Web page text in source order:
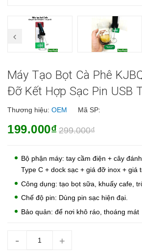
Máy Tạo Bọt Cà Phê
Đỡ Kết Hợp Sạc Pin USB
Thương hiệu: OEM Mã SP:
199.000₫ 299.000₫
Bộ phận máy: tay cầm điện + cây
Type C + dock sạc + giá đỡ inox + giá
Công dụng: tạo bọt sữa, khuấy cafe,
Chế độ pin: Dùng pin sạc hiện đại.
Bảo quản: để nơi khô ráo, thoáng mát
- +